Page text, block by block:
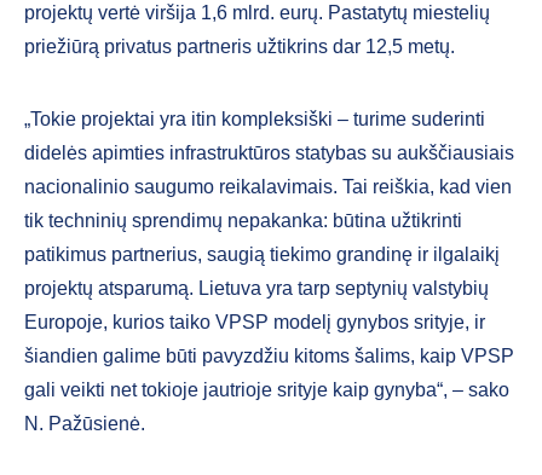
projektų vertė viršija 1,6 mlrd. eurų. Pastatytų miestelių
priežiūrą privatus partneris užtikrins dar 12,5 metų.
„Tokie projektai yra itin kompleksiški – turime suderinti
didelės apimties infrastruktūros statybas su aukščiausiais
nacionalinio saugumo reikalavimais. Tai reiškia, kad vien
tik techninių sprendimų nepakanka: būtina užtikrinti
patikimus partnerius, saugią tiekimo grandinę ir ilgalaikį
projektų atsparumą. Lietuva yra tarp septynių valstybių
Europoje, kurios taiko VPSP modelį gynybos srityje, ir
šiandien galime būti pavyzdžiu kitoms šalims, kaip VPSP
gali veikti net tokioje jautrioje srityje kaip gynyba“, – sako
N. Pažūsienė.